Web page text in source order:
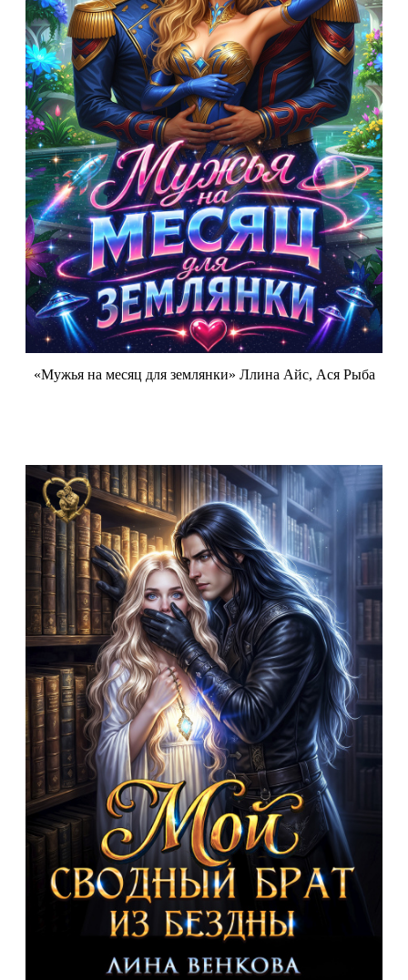
«Мужья на месяц для землянки» Ллина Айс, Ася Рыба